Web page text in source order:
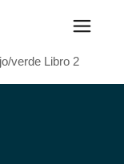
verde Libro 2